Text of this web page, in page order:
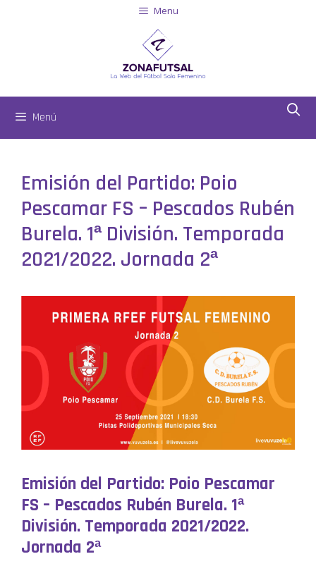
Menu
Menú
Emisión del Partido: Poio
Pescamar FS – Pescados Rubén
Burela. 1ª División. Temporada
2021/2022. Jornada 2ª
Emisión del Partido: Poio Pescamar
FS – Pescados Rubén Burela. 1ª
División. Temporada 2021/2022.
Jornada 2ª